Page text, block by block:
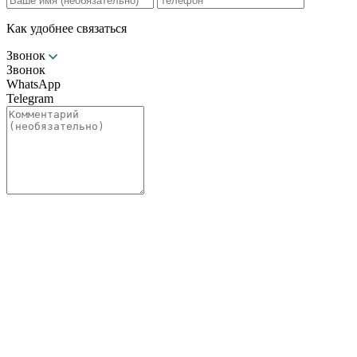
Как удобнее связаться
Звонок
Звонок
WhatsApp
Telegram